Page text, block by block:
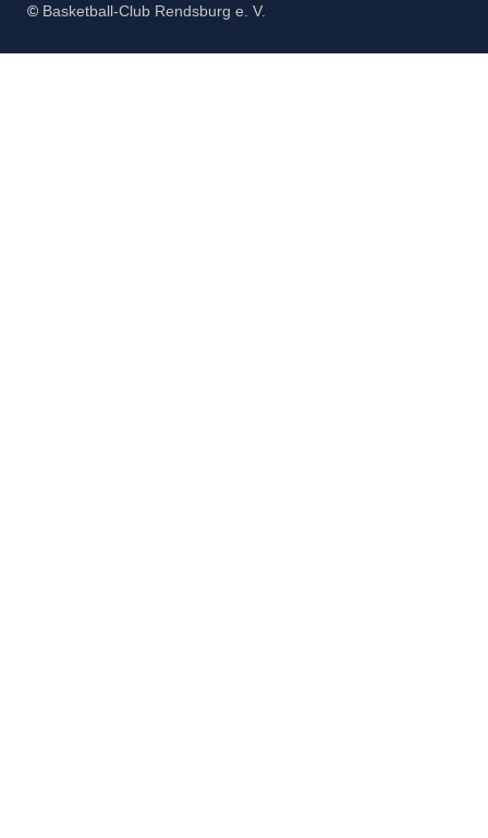
© Basketball-Club Rendsburg e. V.